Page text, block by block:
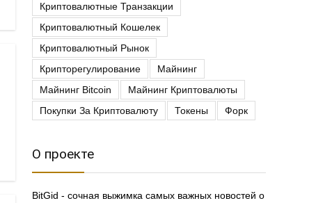
Криптовалютные Транзакции
Криптовалютный Кошелек
Криптовалютный Рынок
Крипторегулирование
Майнинг
Майнинг Bitcoin
Майнинг Криптовалюты
Покупки За Криптовалюту
Токены Форк
О проекте
BitGid - сочная выжимка самых важных новостей о